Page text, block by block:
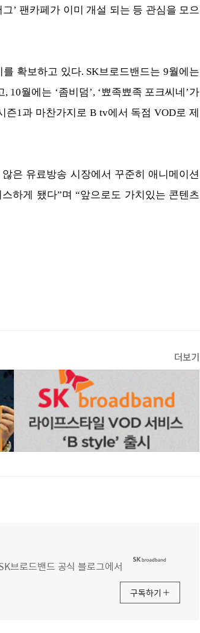
’ 팬카페가 이미 개설 되는 등 관심을 모으
확보하고 있다. SK브로드밴드는 9월에는
10월에는 ‘좀비덤’, ‘뾰족뾰족 포크씨네’가
즌1과 마찬가지로 B tv에서 독점 VOD로 제
은 유료방송 시장에서 꾸준히 애니메이션
하게 됐다”며 “앞으로도 가치있는 콘텐츠
더보기
브로드밴드 공식 블로그에서
구독하기